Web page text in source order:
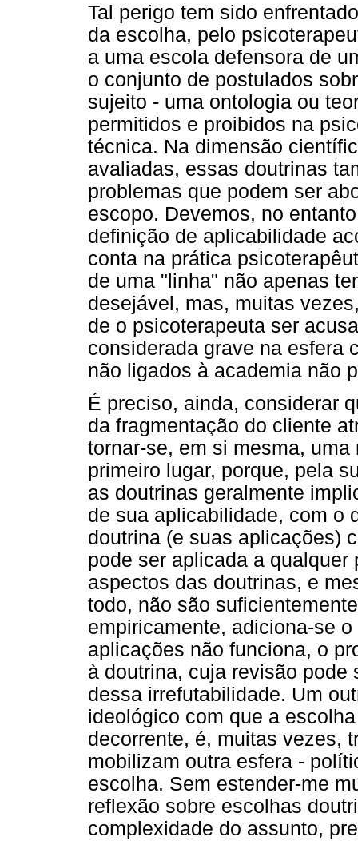
Tal perigo tem sido
da escolha, pelo
a uma escola defensora de
o conjunto de postulados
sujeito - uma ontologia ou
permitidos e proibidos na
técnica. Na dimensão
avaliadas, essas doutrinas
problemas que podem ser
escopo. Devemos, no
definição de aplicabilidade
conta na prática
de uma "linha" não apenas
desejável, mas, muitas
de o psicoterapeuta ser
considerada grave na esfera
não ligados à academia não
É preciso, ainda, considerar
da fragmentação do cliente
tornar-se, em si mesma,
primeiro lugar, porque, pela
as doutrinas geralmente
de sua aplicabilidade, com o
doutrina (e suas aplicações)
pode ser aplicada a
aspectos das doutrinas, e
todo, não são
empiricamente, adiciona-se
aplicações não funciona, o
à doutrina, cuja revisão
dessa irrefutabilidade. Um
ideológico com que a
decorrente, é, muitas vezes,
mobilizam outra esfera -
escolha. Sem estender-me
reflexão sobre escolhas
complexidade do assunto,